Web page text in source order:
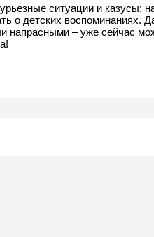
ситуации и казусы:
о детских воспоминаниях.
напрасными – уже сейчас